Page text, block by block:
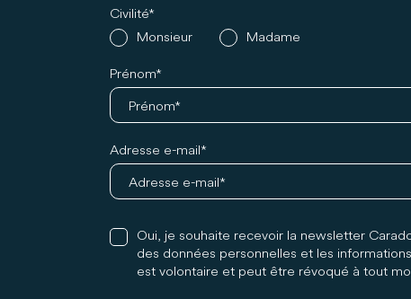
Civilité
Monsieur
Madame
Prénom
Adresse e-mail
Oui, je souhaite recevoir la newsletter
des données personnelles et les
est volontaire et peut être révoqué à tout